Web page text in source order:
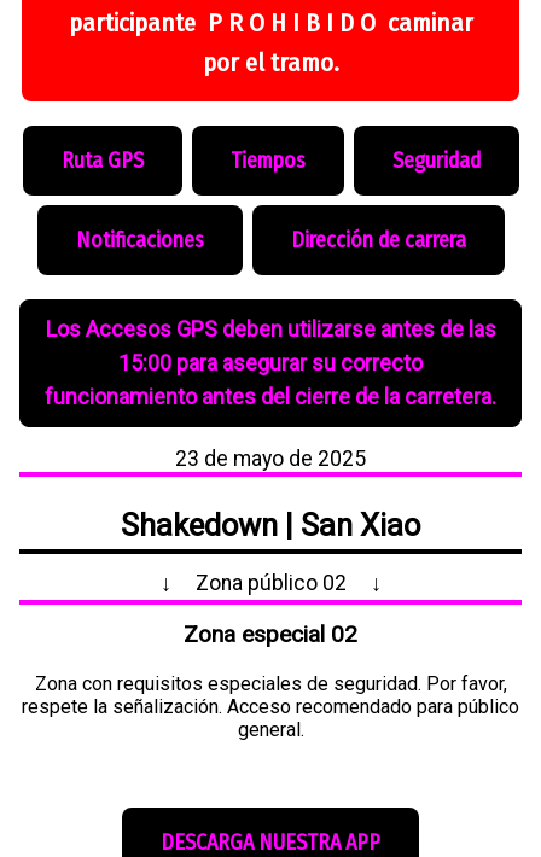
participante P R O H I B I D O caminar
por el tramo.
Ruta GPS Tiempos Seguridad
Notificaciones Dirección de carrera
Los Accesos GPS deben utilizarse antes de las
15:00 para asegurar su correcto
funcionamiento antes del cierre de la carretera.
23 de mayo de 2025
Shakedown | San Xiao
↓ Zona público 02 ↓
Zona especial 02
Zona con requisitos especiales de seguridad. Por favor,
respete la señalización. Acceso recomendado para público
general.
DESCARGA NUESTRA APP